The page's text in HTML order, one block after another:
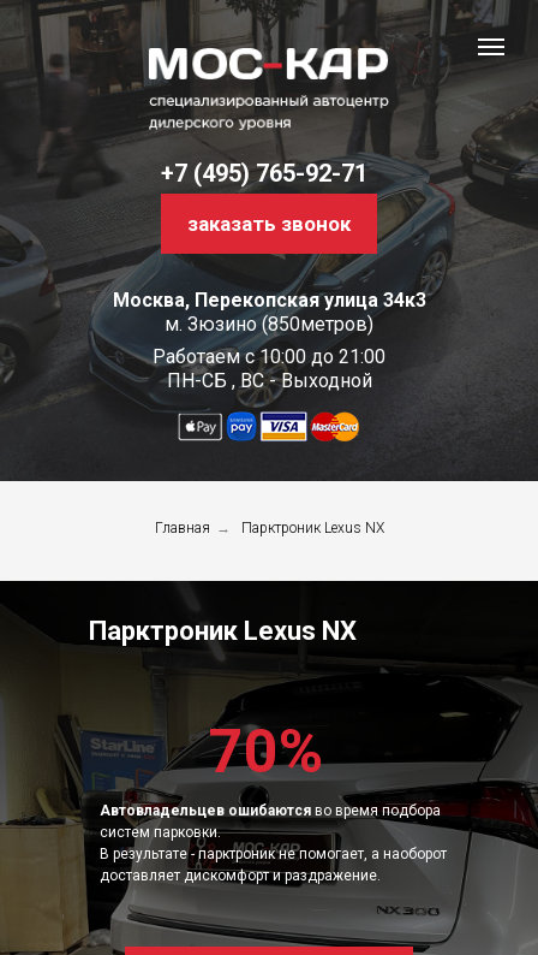
Москва, Перекопская улица 34к3
м. Зюзино (850метров)
Работаем с 10:00 до 21:00
ПН-СБ , ВС - Выходной
+7 (495) 765-92-71
заказать звонок
Главная → Парктроник Lexus NX
Парктроник Lexus NX
70%
Автовладельцев ошибаются во время подбора
систем парковки.
В результате - парктроник не помогает, а наоборот
доставляет дискомфорт и раздражение.